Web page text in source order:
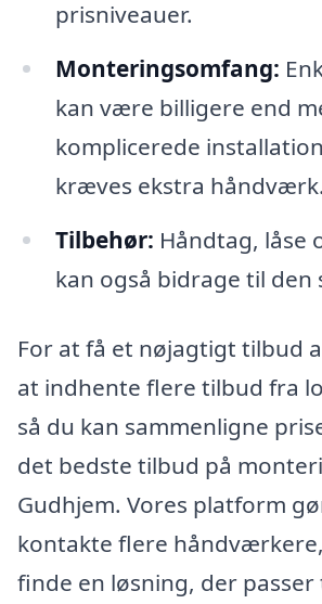
prisniveauer.
Monteringsomfang:
kan være billigere end
komplicerede
kræves ekstra håndværk.
Tilbehør: Håndtag, låse
kan også bidrage til den
For at få et nøjagtigt tilbud
at indhente flere tilbud fra
så du kan sammenligne
det bedste tilbud på
Gudhjem. Vores platform
kontakte flere
finde en løsning, der